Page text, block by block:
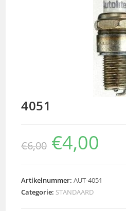
4051
€6,00 €4,00
Artikelnummer:AUT-4051
Categorie: STANDAARD